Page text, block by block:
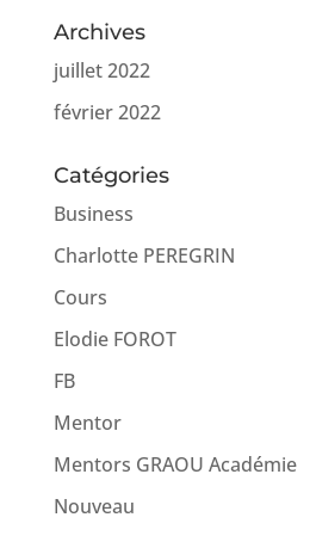
Archives
juillet 2022
février 2022
Catégories
Business
Charlotte PEREGRIN
Cours
Elodie FOROT
FB
Mentor
Mentors GRAOU Académie
Nouveau